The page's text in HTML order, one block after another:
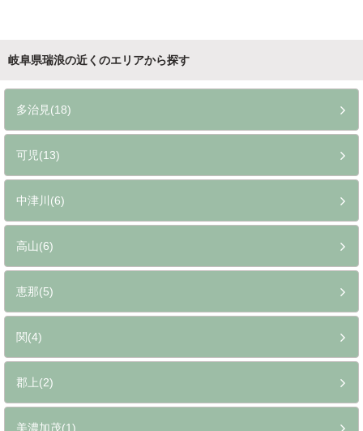
岐阜県瑞浪の近くのエリアから探す
多治見(18)
可児(13)
中津川(6)
高山(6)
恵那(5)
関(4)
郡上(2)
美濃加茂(1)